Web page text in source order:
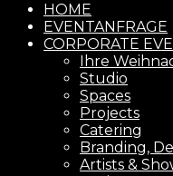
HOME
EVENTANFRAGE
CORPORATE
Ihre
Studio
Spaces
Projects
Catering
Branding,
Artists &